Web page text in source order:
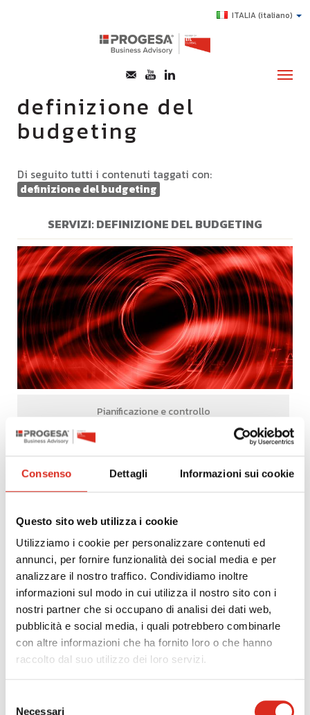
Consenso Dettagli Informazioni sui cookie
Questo sito web utilizza i cookie
Utilizziamo i cookie per personalizzare contenuti ed
annunci, per fornire funzionalità dei social media e per
analizzare il nostro traffico. Condividiamo inoltre
informazioni sul modo in cui utilizza il nostro sito con i
nostri partner che si occupano di analisi dei dati web,
pubblicità e social media, i quali potrebbero combinarle
con altre informazioni che ha fornito loro o che hanno
raccolto dal suo utilizzo dei loro servizi.
Necessari
ITALIA(italiano)
CHI SIAMO
TOPICS
E-LEARNING
AGEVOLAZIONI
SUCCESS STORY
CONTATTI
definizione del
budgeting
Di seguito tutti i contenuti taggati con:
definizione del budgeting
SERVIZI: DEFINIZIONE DEL BUDGETING
Pianificazione e controllo
Financial Advisory
SOSTENIBILITÀ, INNOVAZIONE E COMPLIANCE: